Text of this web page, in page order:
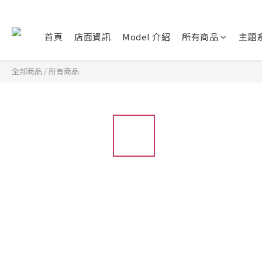
首頁 店面資訊 Model 介紹 所有商品 主題
全部商品 / 所有商品